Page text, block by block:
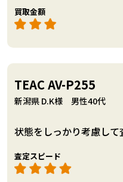
買取金額
TEAC AV-P255
新潟県 D.K様 男性40代
状態をしっかり考慮して
査定スピード